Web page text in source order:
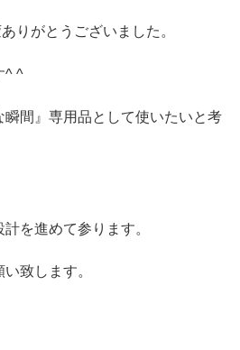
りがとうございました。
^ ^
瞬間』専用品として使いたいと考
を進めて参ります。
致します。